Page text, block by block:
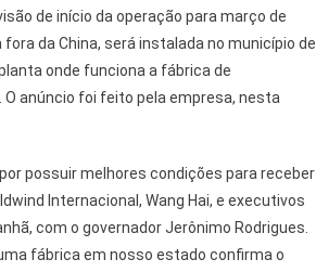
de início da operação para março de
da China, será instalada no município de
onde funciona a fábrica de
O anúncio foi feito pela empresa, nesta
possuir melhores condições para receber
Internacional, Wang Hai, e executivos
com o governador Jerônimo Rodrigues.
fábrica em nosso estado confirma o